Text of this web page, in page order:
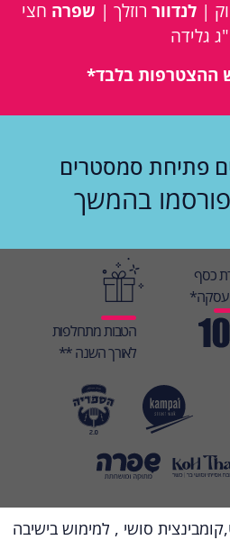
| לנדוור רוזלך | שפרה חצי
גלידה
ההצטרפות בלבד*
פתיחת סמסטרים
בהמשך
כסף
עסקה*
הטבות מתחלפות
לאורך השנה **
סושי , למימוש בישיבה